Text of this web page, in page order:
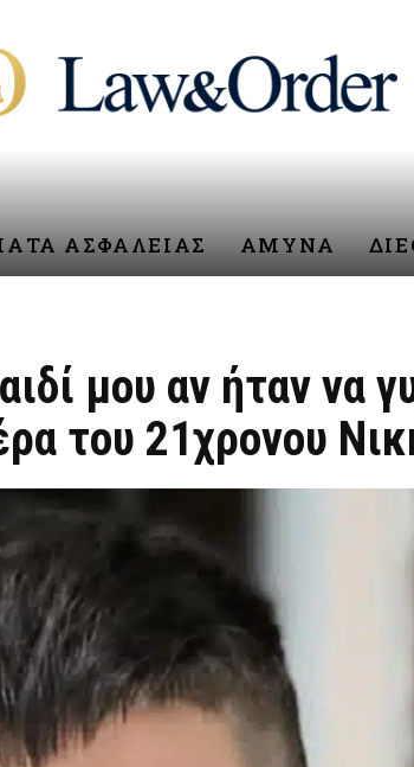
ΑΣΦΑΛΕΙΑΣ ΑΜΥΝΑ
μου αν ήταν να
του 21χρονου